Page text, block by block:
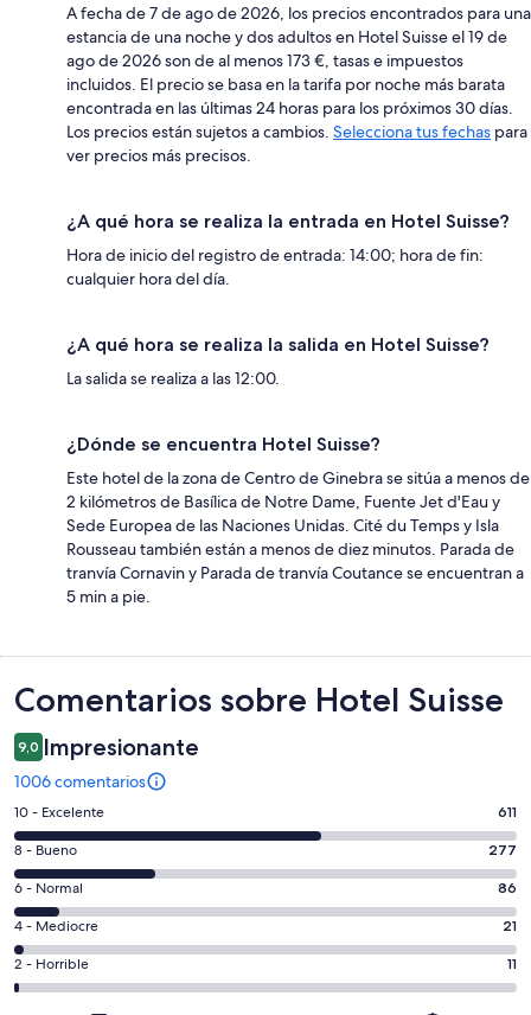
A fecha de 7 de ago de 2026, los precios encontrados para una
estancia de una noche y dos adultos en Hotel Suisse el 19 de
ago de 2026 son de al menos 173 €, tasas e impuestos
incluidos. El precio se basa en la tarifa por noche más barata
encontrada en las últimas 24 horas para los próximos 30 días.
Los precios están sujetos a cambios. Selecciona tus fechas para
ver precios más precisos.
¿A qué hora se realiza la entrada en Hotel Suisse?
Hora de inicio del registro de entrada: 14:00; hora de fin:
cualquier hora del día.
¿A qué hora se realiza la salida en Hotel Suisse?
La salida se realiza a las 12:00.
¿Dónde se encuentra Hotel Suisse?
Este hotel de la zona de Centro de Ginebra se sitúa a menos de
2 kilómetros de Basílica de Notre Dame, Fuente Jet d'Eau y
Sede Europea de las Naciones Unidas. Cité du Temps y Isla
Rousseau también están a menos de diez minutos. Parada de
tranvía Cornavin y Parada de tranvía Coutance se encuentran a
5 min a pie.
Comentarios
Comentarios sobre Hotel Suisse
9,0 Impresionante
1006 comentarios
611
comentarios
de
un
total
de
1006
con
10 - Excelente 611
277
comentarios
de
un
total
de
1006
8 - Bueno 277
86
comentarios
de
un
total
6 - Normal 86
21
comentarios
de
4 - Mediocre 21
11
comentarios
2 - Horrible 11